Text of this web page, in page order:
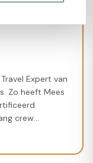
Expert van
Zo heeft Mees
crew
en heeft
ervaringen